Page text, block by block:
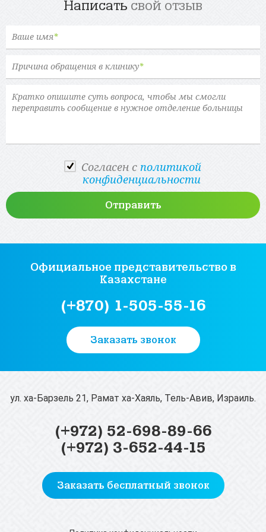
Написать свой отзыв
Ваше имя*
Причина обращения в клинику*
Cогласен с политикой
конфиденциальности
Официальное представительство в
Казахстане
(+870) 1-505-55-16
Заказать звонок
(+972) 52-698-89-66
(+972) 3-652-44-15
Заказать бесплатный звонок
ул. ха-Барзель 21, Рамат ха-Хаяль, Тель-Авив, Израиль.